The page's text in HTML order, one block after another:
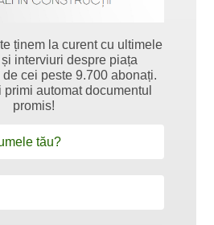
ținem la curent cu ultimele
interviuri despre piața
cei peste 9.700 abonați.
primi automat documentul
promis!